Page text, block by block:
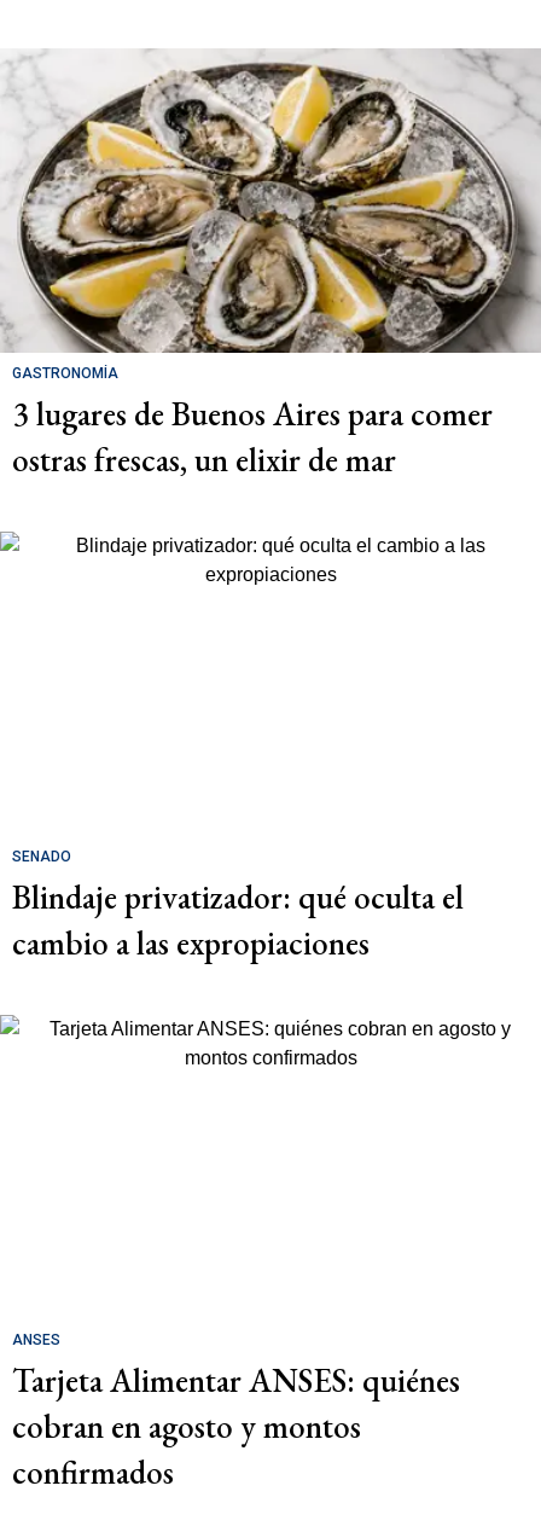
GASTRONOMÍA
3 lugares de Buenos Aires para comer
ostras frescas, un elixir de mar
SENADO
Blindaje privatizador: qué oculta el
cambio a las expropiaciones
ANSES
Tarjeta Alimentar ANSES: quiénes
cobran en agosto y montos
confirmados